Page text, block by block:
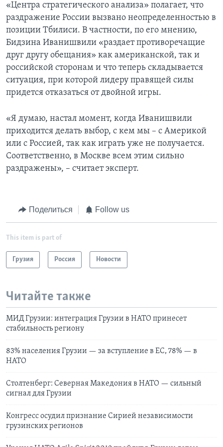
«Центра стратегического анализа» полагает, что
раздражение России вызвано неопределенностью в
позиции Тбилиси. В частности, по его мнению,
Бидзина Иванишвили «раздает противоречащие
друг другу обещания» как американской, так и
российской сторонам и что теперь складывается
ситуация, при которой лидеру правящей силы
придется отказаться от двойной игры.
«Я думаю, настал момент, когда Иванишвили
приходится делать выбор, с кем мы – с Америкой
или с Россией, так как играть уже не получается.
Соответственно, в Москве всем этим сильно
раздражены», – считает эксперт.
Поделиться Follow us
This item is part of
Грузия Россия Новости
Читайте также
МИД Грузии: интеграция Грузии в НАТО принесет
стабильность региону
83% населения Грузии — за вступление в ЕС, 78% — в
НАТО
Столтенберг: Северная Македония в НАТО — сильный
сигнал для Грузии
Конгресс осудил признание Сирией независимости
грузинских регионов